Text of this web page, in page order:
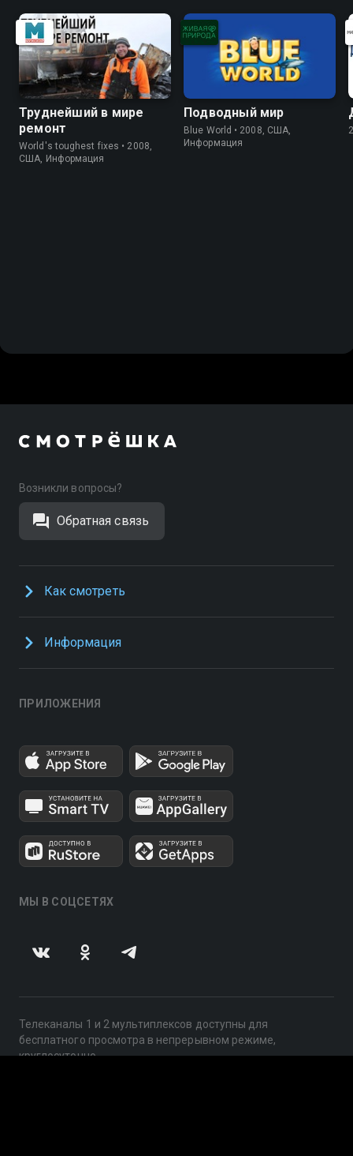
Труднейший в мире
ремонт
World's toughest fixes • 2008,
США, Информация
Подводный мир
Blue World • 2008, США,
Информация
Возникли вопросы?
Обратная связь
Как смотреть
Информация
ПРИЛОЖЕНИЯ
МЫ В СОЦСЕТЯХ
Телеканалы 1 и 2 мультиплексов доступны для
бесплатного просмотра в непрерывном режиме,
круглосуточно.